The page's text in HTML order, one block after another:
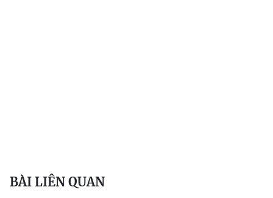
BÀI LIÊN QUAN